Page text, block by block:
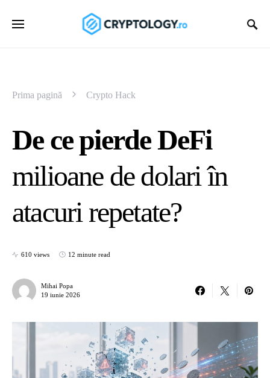
Prima pagină Crypto Hack
De ce pierde DeFi
milioane de dolari în
atacuri repetate?
610 views 12 minute read
Mihai Popa
19 iunie 2026